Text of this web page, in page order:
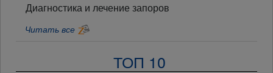
Диагностика и лечение запоров
Читать все
ТОП 10